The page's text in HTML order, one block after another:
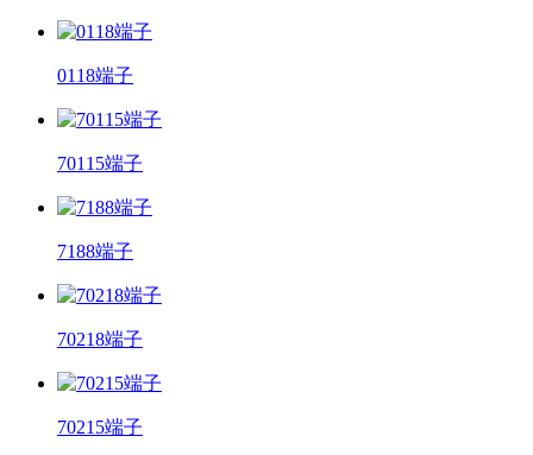
0118端子
70115端子
7188端子
70218端子
70215端子